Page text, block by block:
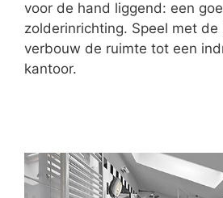
voor de hand liggend: een
zolderinrichting. Speel met de
verbouw de ruimte tot een
kantoor.